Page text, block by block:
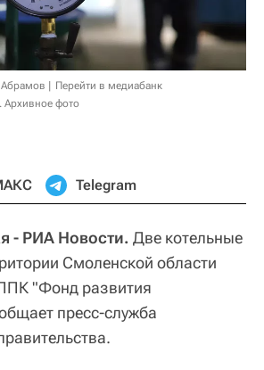
Перейти в медиабанк
Архивное фото
Telegram
- РИА Новости. Две котельные
Смоленской области
"Фонд развития
пресс-служба